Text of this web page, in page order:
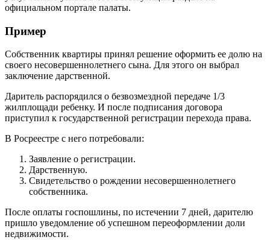
официальном портале палаты.
Пример
Собственник квартиры принял решение оформить ее долю на
своего несовершеннолетнего сына. Для этого он выбрал
заключение дарственной.
Даритель распорядился о безвозмездной передаче 1/3
жилплощади ребенку. И после подписания договора
приступил к государственной регистрации перехода права.
В Росреестре с него потребовали:
Заявление о регистрации.
Дарственную.
Свидетельство о рождении несовершеннолетнего
собственника.
После оплаты госпошлины, по истечении 7 дней, дарителю
пришло уведомление об успешном переоформлении доли
недвижимости.